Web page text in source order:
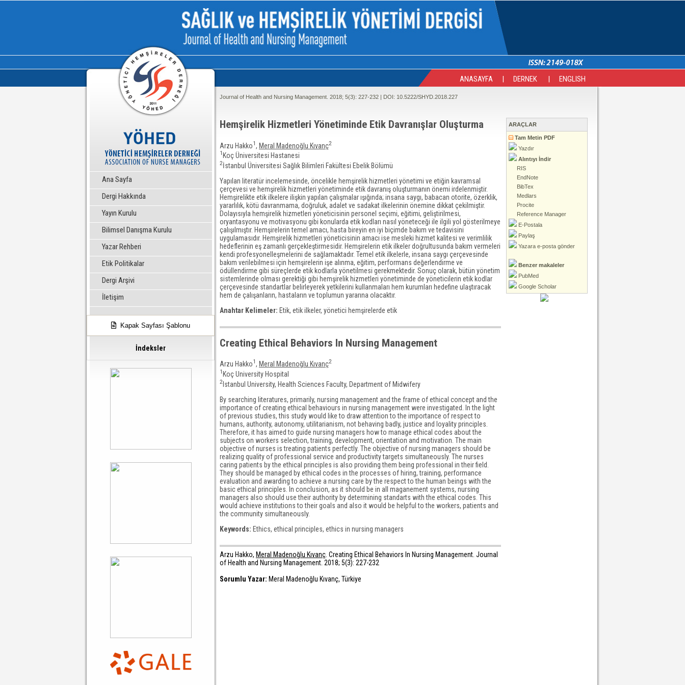
ANASAYFA | DERNEK | ENGLISH
Ana Sayfa
Dergi Hakkında
Yayın Kurulu
Bilimsel Danışma Kurulu
Yazar Rehberi
Etik Politikalar
Dergi Arşivi
İletişim
Kapak Sayfası Şablonu
İndeksler
Journal of Health and Nursing Management. 2018; 5(3): 227-232 | DOI: 10.5222/SHYD.2018.227
Hemşirelik Hizmetleri Yönetiminde Etik Davranışlar Oluşturma
Arzu Hakko1, Meral Madenoğlu Kıvanç2
1 Koç Üniversitesi Hastanesi
2İstanbul Üniversitesi Sağlık Bilimleri Fakültesi Ebelik Bölümü
Yapılan literatür incelemesinde, öncelikle hemşirelik hizmetleri yönetimi ve etiğin kavramsal
çerçevesi ve hemşirelik hizmetleri yönetiminde etik davranış oluşturmanın önemi irdelenmiştir.
Hemşirelikte etik ilkelere ilişkin yapılan çalışmalar ışığında; insana saygı, babacan otorite, özerklik,
yararlılık, kötü davranmama, doğruluk, adalet ve sadakat ilkelerinin önemine dikkat çekilmiştir.
Dolayısıyla hemşirelik hizmetleri yöneticisinin personel seçimi, eğitimi, geliştirilmesi,
oryantasyonu ve motivasyonu gibi konularda etik kodları nasıl yöneteceği ile ilgili yol gösterilmeye
çalışılmıştır. Hemşirelerin temel amacı, hasta bireyin en iyi biçimde bakım ve tedavisini
uygulamasıdır. Hemşirelik hizmetleri yöneticisinin amacı ise mesleki hizmet kalitesi ve verimlilik
hedeflerinin eş zamanlı gerçekleştirmesidir. Hemşirelerin etik ilkeler doğrultusunda bakım vermeleri
kendi profesyonelleşmelerini de sağlamaktadır. Temel etik ilkelerle, insana saygı çerçevesinde
bakım verilebilmesi için hemşirelerin işe alınma, eğitim, performans değerlendirme ve
ödüllendirme gibi süreçlerde etik kodlarla yönetilmesi gerekmektedir. Sonuç olarak, bütün yönetim
sistemlerinde olması gerektiği gibi hemşirelik hizmetleri yönetiminde de yöneticilerin etik kodlar
çerçevesinde standartlar belirleyerek yetkilerini kullanmaları hem kurumları hedefine ulaştıracak
hem de çalışanların, hastaların ve toplumun yararına olacaktır.
Anahtar Kelimeler: Etik, etik ilkeler, yönetici hemşirelerde etik
Creating Ethical Behaviors In Nursing Management
Arzu Hakko1, Meral Madenoğlu Kıvanç2
1 Koç University Hospital
2 Istanbul University, Health Sciences Faculty, Department of Midwifery
By searching literatures, primarily, nursing management and the frame of ethical concept and the
importance of creating ethical behaviours in nursing management were investigated. In the light
of previous studies, this study would like to draw attention to the importance of respect to
humans, authority, autonomy, utilitarianism, not behaving badly, justice and loyality principles.
Therefore, it has aimed to guide nursing managers how to manage ethical codes about the
subjects on workers selection, training, development, orientation and motivation. The main
objective of nurses is treating patients perfectly. The objective of nursing managers should be
realizing quality of professional service and productivity targets simultaneously. The nurses
caring patients by the ethical principles is also providing them being professional in their field.
They should be managed by ethical codes in the processes of hiring, training, performance
evaluation and awarding to achieve a nursing care by the respect to the human beings with the
basic ethical principles. In conclusion, as it should be in all maganement systems, nursing
managers also should use their authority by determining standarts with the ethical codes. This
would achieve institutions to their goals and also it would be helpful to the workers, patients and
the community simultaneously.
Keywords: Ethics, ethical principles, ethics in nursing managers
Arzu Hakko, Meral Madenoğlu Kıvanç . Creating Ethical Behaviors In Nursing Management. Journal
of Health and Nursing Management. 2018; 5(3): 227-232
Sorumlu Yazar: Meral Madenoğlu Kıvanç, Türkiye
ARAÇLAR
Tam Metin PDF
Yazdır
Alıntıyı İndir
RIS
EndNote
BibTex
Medlars
Procite
Reference Manager
E-Postala
Paylaş
Yazara e-posta gönder
Benzer makaleler
PubMed
Google Scholar